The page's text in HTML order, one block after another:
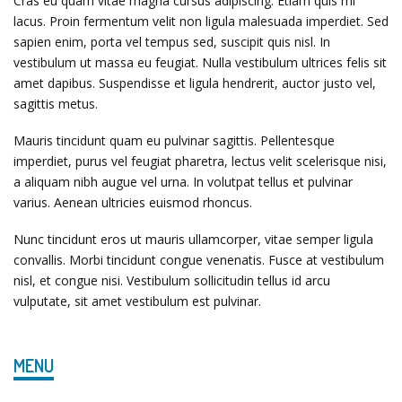
lacus. Proin fermentum velit non ligula malesuada imperdiet. Sed
sapien enim, porta vel tempus sed, suscipit quis nisl. In
vestibulum ut massa eu feugiat. Nulla vestibulum ultrices felis sit
amet dapibus. Suspendisse et ligula hendrerit, auctor justo vel,
sagittis metus.
Mauris tincidunt quam eu pulvinar sagittis. Pellentesque
imperdiet, purus vel feugiat pharetra, lectus velit scelerisque nisi,
a aliquam nibh augue vel urna. In volutpat tellus et pulvinar
varius. Aenean ultricies euismod rhoncus.
Nunc tincidunt eros ut mauris ullamcorper, vitae semper ligula
convallis. Morbi tincidunt congue venenatis. Fusce at vestibulum
nisl, et congue nisi. Vestibulum sollicitudin tellus id arcu
vulputate, sit amet vestibulum est pulvinar.
MENU